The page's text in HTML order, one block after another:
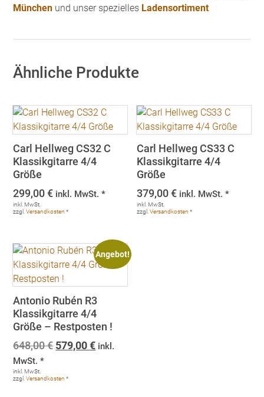
München und unser spezielles Ladensortiment
Ähnliche Produkte
Carl Hellweg CS32 C
Klassikgitarre 4/4
Größe
299,00€ inkl. MwSt. *
inkl. MwSt.
zzgl.Versandkosten *
Carl Hellweg CS33 C
Klassikgitarre 4/4
Größe
379,00€ inkl. MwSt. *
inkl. MwSt.
zzgl.Versandkosten *
Angebot!
Antonio Rubén R3
Klassikgitarre 4/4
Größe – Restposten !
648,00€ Ursprünglicher
579,00€Aktueller
inkl.
MwSt. *
inkl. MwSt.
zzgl.Versandkosten *